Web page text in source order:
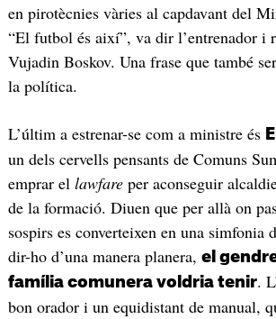
en pirotècnies vàries al capdavant del
“El futbol és així”, va dir l’entrenador i
Vujadin Boskov. Una frase que també
la política.
L’últim a estrenar-se com a ministre és
un dels cervells pensants de Comuns
emprar el lawfareper aconseguir
de la formació. Diuen que per allà on
sospirs es converteixen en una simfonia
dir-ho d’una manera planera, el
família comunera voldria tenir.
bon orador i un equidistant de manual,